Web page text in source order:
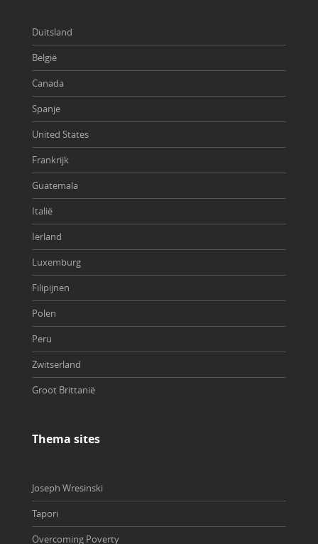
Duitsland
België
Canada
Spanje
United States
Frankrijk
Guatemala
Italië
Ierland
Luxemburg
Filipijnen
Polen
Peru
Zwitserland
Groot Brittanië
Thema sites
Joseph Wresinski
Tapori
Overcoming Poverty